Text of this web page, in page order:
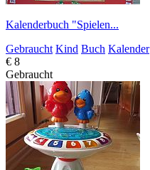
Kalenderbuch "Spielen...
Gebraucht Kind Buch Kalender
€ 8
Gebraucht